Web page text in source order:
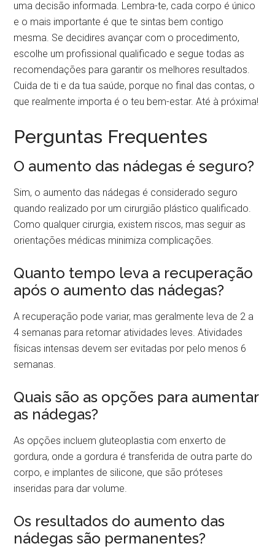
uma decisão informada. Lembra-te, cada corpo é único
e o mais importante é que te sintas bem contigo
mesma. Se decidires avançar com o procedimento,
escolhe um profissional qualificado e segue todas as
recomendações para garantir os melhores resultados.
Cuida de ti e da tua saúde, porque no final das contas, o
que realmente importa é o teu bem-estar. Até à próxima!
Perguntas Frequentes
O aumento das nádegas é seguro?
Sim, o aumento das nádegas é considerado seguro
quando realizado por um cirurgião plástico qualificado.
Como qualquer cirurgia, existem riscos, mas seguir as
orientações médicas minimiza complicações.
Quanto tempo leva a recuperação
após o aumento das nádegas?
A recuperação pode variar, mas geralmente leva de 2 a
4 semanas para retomar atividades leves. Atividades
físicas intensas devem ser evitadas por pelo menos 6
semanas.
Quais são as opções para aumentar
as nádegas?
As opções incluem gluteoplastia com enxerto de
gordura, onde a gordura é transferida de outra parte do
corpo, e implantes de silicone, que são próteses
inseridas para dar volume.
Os resultados do aumento das
nádegas são permanentes?